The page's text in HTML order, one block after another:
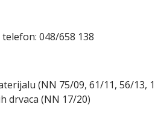
telefon: 048/658 138
(NN 75/09, 61/11, 56/13,
drvaca (NN 17/20)